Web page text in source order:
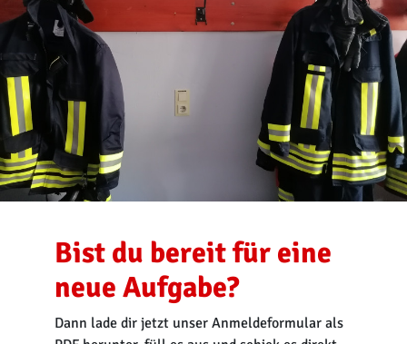
Bist du bereit für eine
neue Aufgabe?
Dann lade dir jetzt unser Anmeldeformular als